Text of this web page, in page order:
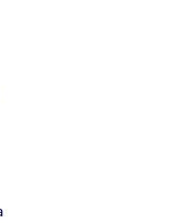
pour le petit
touristique de luxe
bar en bord de
d'éloges en ce qui
attentionné.